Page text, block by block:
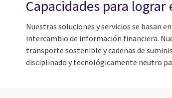
Capacidades para lograr
Nuestras soluciones y servicios se basan
intercambio de información financiera.
transporte sostenible y cadenas de
disciplinado y tecnológicamente neutro